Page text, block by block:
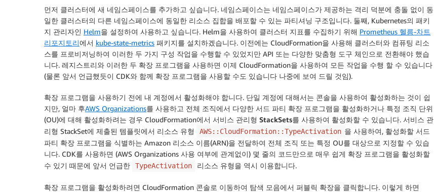
먼저 클러스터에 새 네임스페이스를 추가하고 싶습니다. 네임스페이스는 네임스페이스가 제공하는 격리 덕분에 충돌 없이 동
일한 클러스터의 다른 네임스페이스에 동일한 리소스 집합을 배포할 수 있는 파티셔닝 구조입니다. 둘째, Kubernetes의 패키
지 관리자인 Helm을 설정하여 사용하고 싶습니다. Helm을 사용하여 클러스터 지표를 수집하기 위해 Prometheus 헬름-차트
리포지토리에서 kube-state-metrics 패키지를 설치하겠습니다. 이전에는 CloudFormation을 사용해 클러스터와 컴퓨팅 리소
스를 프로비저닝하여 이러한 두 가지 구성 작업을 수행할 수 있었지만 API 또는 다양한 맞춤형 도구 체인으로 전환해야 했습
니다. 레지스트리와 이러한 두 확장 프로그램을 사용하면 이제 CloudFormation을 사용하여 모든 작업을 수행 할 수 있습니다
(물론 앞서 언급했듯이 CDK와 함께 확장 프로그램을 사용할 수도 있습니다 나중에 보여 드릴 것임).
확장 프로그램을 사용하기 전에 내 계정에서 활성화해야 합니다. 단일 계정에 대해서는 콘솔을 사용하여 활성화하는 것이 쉽
지만, 얼마 후AWS Organizations를 사용하고 전체 조직에서 다양한 서드 파티 확장 프로그램을 활성화하거나 특정 조직 단위
(OU)에 대해 활성화하려는 경우 CloudFormation에서 서비스 관리형 StackSets를 사용하여 활성화할 수 있습니다. 서비스 관
리형 StackSet에 제출된 템플릿에서 리소스 유형
AWS::CloudFormation::TypeActivation 을 사용하여, 활성화할 서드
파티 확장 프로그램을 식별하는 Amazon 리소스 이름(ARN)을 전달하여 전체 조직 또는 특정 OU를 대상으로 지정할 수 있습
니다. CDK를 사용하면 (AWS Organizations 사용 여부에 관계없이) 몇 줄의 코드만으로 매우 쉽게 확장 프로그램을 활성화할
수 있기 때문에 앞서 언급한
TypeActivation 리소스 유형을 역시 이용합니다.
확장 프로그램을 활성화하려면 CloudFormation 콘솔로 이동하여 탐색 모음에서 퍼블릭 확장을 클릭합니다. 이렇게 하면